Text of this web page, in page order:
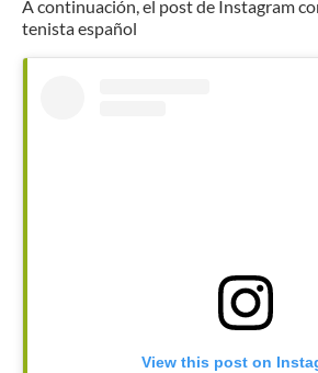
A continuación, el post de Instagram
tenista español
View this post on